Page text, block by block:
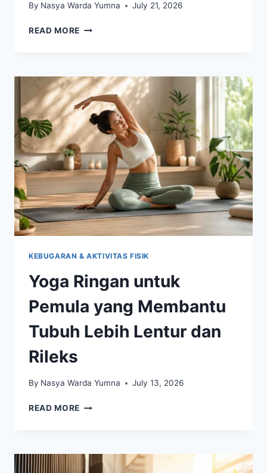
By Nasya Warda Yumna July 21, 2026
READ MORE NAIK
MEMBANTU
MENJAGA
KEBUGARAN
TANPA
MEMBEBANI
SENDI
KEBUGARAN & AKTIVITAS FISIK
Yoga Ringan untuk
Pemula yang Membantu
Tubuh Lebih Lentur dan
Rileks
By Nasya Warda Yumna July 13, 2026
READ MORE YOGA
YANG
MEMBANTU